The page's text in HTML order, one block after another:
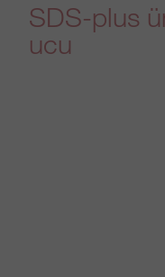
SDS-plus
ucu